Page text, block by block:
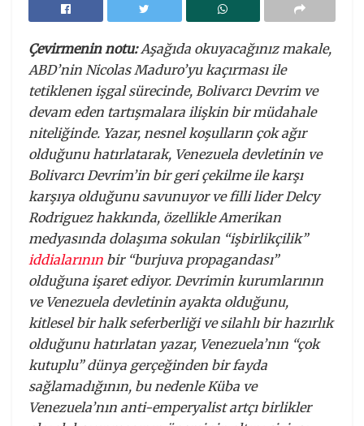
Çevirmenin notu:Aşağıda okuyacağınız makale,
ABD’nin Nicolas Maduro’yu kaçırması ile
tetiklenen işgal sürecinde, Bolivarcı Devrim ve
devam eden tartışmalara ilişkin bir müdahale
niteliğinde. Yazar, nesnel koşulların çok ağır
olduğunu hatırlatarak, Venezuela devletinin ve
Bolivarcı Devrim’in bir geri çekilme ile karşı
karşıya olduğunu savunuyor ve filli lider Delcy
Rodriguez hakkında, özellikle Amerikan
medyasında dolaşıma sokulan “işbirlikçilik”
iddialarının bir “burjuva propagandası”
olduğuna işaret ediyor. Devrimin kurumlarının
ve Venezuela devletinin ayakta olduğunu,
kitlesel bir halk seferberliği ve silahlı bir hazırlık
olduğunu hatırlatan yazar, Venezuela’nın “çok
kutuplu” dünya gerçeğinden bir fayda
sağlamadığının, bu nedenle Küba ve
Venezuela’nın anti-emperyalist artçı birlikler